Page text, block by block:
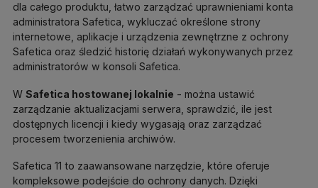
dla całego produktu, łatwo zarządzać uprawnieniami konta
administratora Safetica, wykluczać określone strony
internetowe, aplikacje i urządzenia zewnętrzne z ochrony
Safetica oraz śledzić historię działań wykonywanych przez
administratorów w konsoli Safetica.
W Safetica hostowanej lokalnie - można ustawić
zarządzanie aktualizacjami serwera, sprawdzić, ile jest
dostępnych licencji i kiedy wygasają oraz zarządzać
procesem tworzenienia archiwów.
Safetica 11 to zaawansowane narzędzie, które oferuje
kompleksowe podejście do ochrony danych. Dzięki